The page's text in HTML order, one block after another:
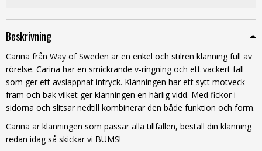
Beskrivning
Carina från Way of Sweden är en enkel och stilren klänning full av
rörelse. Carina har en smickrande v-ringning och ett vackert fall
som ger ett avslappnat intryck. Klänningen har ett sytt motveck
fram och bak vilket ger klänningen en härlig vidd. Med fickor i
sidorna och slitsar nedtill kombinerar den både funktion och form.
Carina är klänningen som passar alla tillfällen, beställ din klänning
redan idag så skickar vi BUMS!